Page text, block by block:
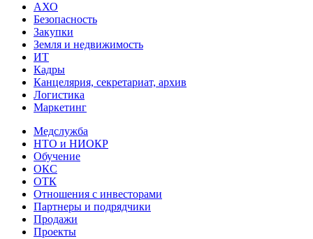
АХО
Безопасность
Закупки
Земля и недвижимость
ИТ
Кадры
Канцелярия, секретариат, архив
Логистика
Маркетинг
Медслужба
НТО и НИОКР
Обучение
ОКС
ОТК
Отношения с инвесторами
Партнеры и подрядчики
Продажи
Проекты